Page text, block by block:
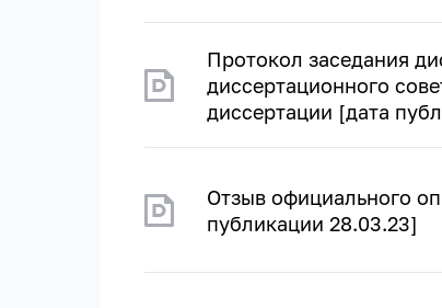
Протокол заседания
диссертационного
диссертации [дата
Отзыв официального
публикации 28.03.23]